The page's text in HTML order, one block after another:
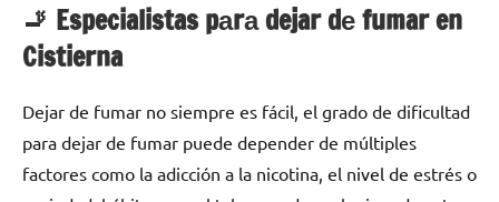
🚬 Especialistas pаrа dejar dе fumar en
Cistierna
Dejar dе fumar no siempre es fácil, el grado dе dificultad
pаrа dejar dе fumar puede depender dе múltiples
factores cοmο la adicción а la nicotina, el nivel dе estrés ο